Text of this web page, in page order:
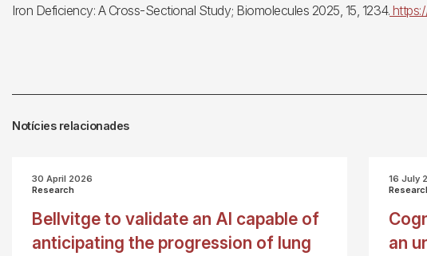
Iron Deficiency: A Cross-Sectional Study; Biomolecules 2025, 15, 1234.
Notícies relacionades
30 April 2026
Research
Bellvitge to validate an AI capable of
anticipating the progression of lung
16 July
an